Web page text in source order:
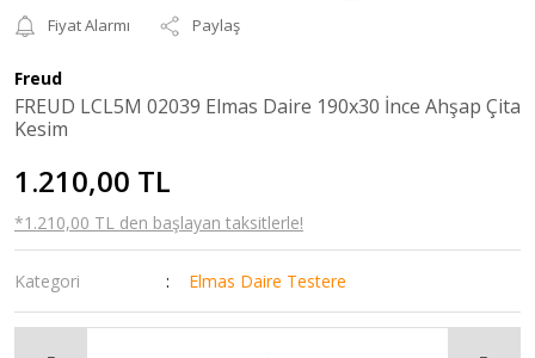
Fiyat Alarmı
Paylaş
Freud
FREUD LCL5M 02039 Elmas Daire 190x30 İnce Ahşap Çita
Kesim
1.210,00 TL
*1.210,00 TL den başlayan taksitlerle!
Kategori Elmas Daire Testere